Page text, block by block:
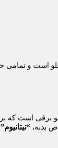
است و تمامی
برقی است که
بدنه، “تیتانیوم”